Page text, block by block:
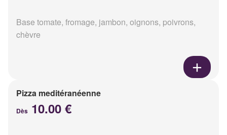
Base tomate, fromage, jambon, oignons, poivrons,
chèvre
Pizza meditéranéenne
Dès 10.00 €